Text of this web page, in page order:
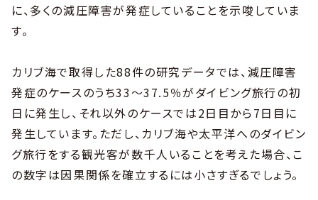
に、多くの減圧障害が発症していることを示唆していま
す。
カリブ海で取得した88件の研究データでは、減圧障害
発症のケースのうち33〜37.5％がダイビング旅行の初
日に発生し、それ以外のケースでは2日目から7日目に
発生しています。ただし、カリブ海や太平洋へのダイビン
グ旅行をする観光客が数千人いることを考えた場合、こ
の数字は因果関係を確立するには小さすぎるでしょう。